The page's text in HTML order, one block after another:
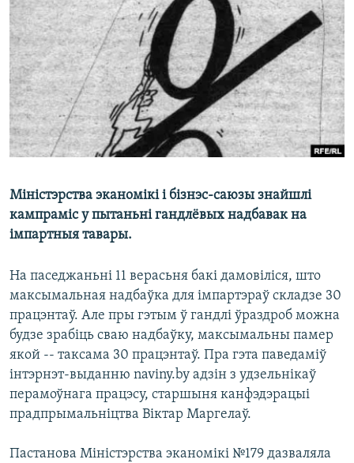
КУЛЬТУРА
КАЛЯНДАР
МОВА
НА ХВАЛЯХ СВАБОДЫ
Міністэрства эканомікі і бізнэс-саюзы знайшлі
кампраміс у пытаньні гандлёвых надбавак на
імпартныя тавары.
На паседжаньні 11 верасьня бакі дамовіліся, што
максымальная надбаўка для імпартэраў складзе 30
працэнтаў. Але пры гэтым ў гандлі ўраздроб можна
будзе зрабіць сваю надбаўку, максымальны памер
якой -- таксама 30 працэнтаў. Пра гэта паведаміў
інтэрнэт-выданню naviny.by адзін з удзельнікаў
перамоўнага працэсу, старшыня канфэдэрацыі
прадпрымальніцтва Віктар Маргелаў.
Пастанова Міністэрства эканомікі №179 дазваляла